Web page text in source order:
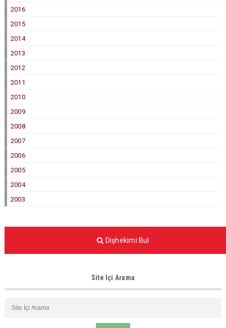
2016
2015
2014
2013
2012
2011
2010
2009
2008
2007
2006
2005
2004
2003
Dişhekimi Bul
Site İçi Arama